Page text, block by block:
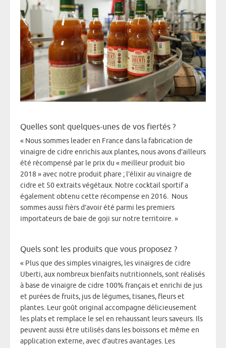
Quelles sont quelques-unes de vos fiertés ?
« Nous sommes leader en France dans la fabrication de
vinaigre de cidre enrichis aux plantes, nous avons d’ailleurs
été récompensé par le prix du « meilleur produit bio
2018 » avec notre produit phare ; l’élixir au vinaigre de
cidre et 50 extraits végétaux. Notre cocktail sportif a
également obtenu cette récompense en 2016. Nous
sommes aussi fièrs d’avoir été parmi les premiers
importateurs de baie de goji sur notre territoire. »
Quels sont les produits que vous proposez ?
« Plus que des simples vinaigres, les vinaigres de cidre
Uberti, aux nombreux bienfaits nutritionnels, sont réalisés
à base de vinaigre de cidre 100% français et enrichi de jus
et purées de fruits, jus de légumes, tisanes, fleurs et
plantes. Leur goût original accompagne délicieusement
les plats et remplace le sel en rehaussant leurs saveurs. Ils
peuvent aussi être utilisés dans les boissons et même en
application externe, avec d’autres avantages. Les